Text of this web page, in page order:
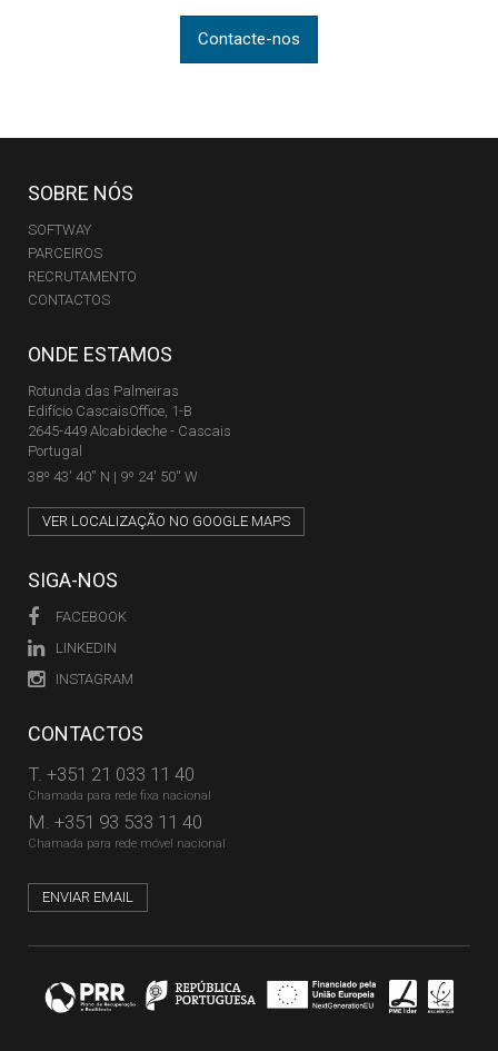
Contacte-nos
SOBRE NÓS
SOFTWAY
PARCEIROS
RECRUTAMENTO
CONTACTOS
ONDE ESTAMOS
Rotunda das Palmeiras
Edifício CascaisOffice, 1-B
2645-449 Alcabideche - Cascais
Portugal
38º 43' 40'' N | 9º 24' 50'' W
VER LOCALIZAÇÃO NO GOOGLE MAPS
SIGA-NOS
FACEBOOK
LINKEDIN
INSTAGRAM
CONTACTOS
T. +351 21 033 11 40
Chamada para rede fixa nacional
M. +351 93 533 11 40
Chamada para rede móvel nacional
ENVIAR EMAIL